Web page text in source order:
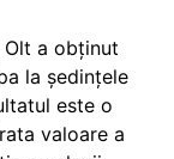
Olt a obținut
la ședințele
este o
valoare a